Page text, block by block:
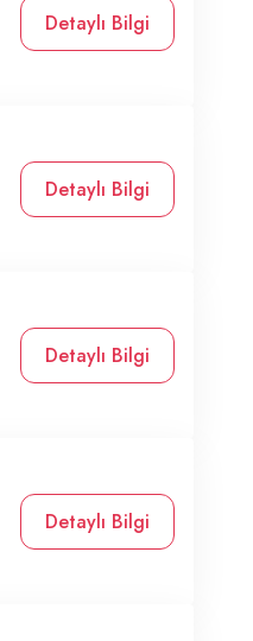
Detaylı Bilgi
Detaylı Bilgi
Detaylı Bilgi
Detaylı Bilgi